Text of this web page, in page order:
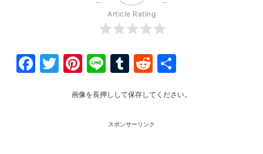
Article Rating
Facebook
Twitter
Pinterest
LineTumblr
Reddit
画像を長押しして保存してください。
スポンサーリンク